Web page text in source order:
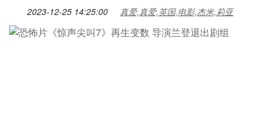
2023-12-25 14:25:00 真爱,真爱,英国,电影,杰米,莉亚